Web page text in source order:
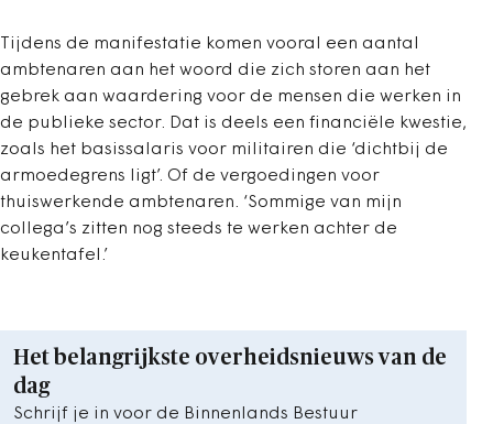
Tijdens de manifestatie komen vooral een aantal
ambtenaren aan het woord die zich storen aan het
gebrek aan waardering voor de mensen die werken in
de publieke sector. Dat is deels een financiële kwestie,
zoals het basissalaris voor militairen die ‘dichtbij de
armoedegrens ligt’. Of de vergoedingen voor
thuiswerkende ambtenaren. ‘Sommige van mijn
collega’s zitten nog steeds te werken achter de
keukentafel.’
Het belangrijkste overheidsnieuws van de
dag
Schrijf je in voor de Binnenlands Bestuur